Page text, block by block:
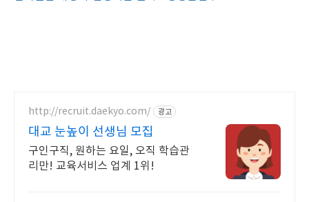
http://recruit.daekyo.com/ 광고
대교 눈높이 선생님 모집
구인구직, 원하는 요일, 오직 학습관
리만! 교육서비스 업계 1위!